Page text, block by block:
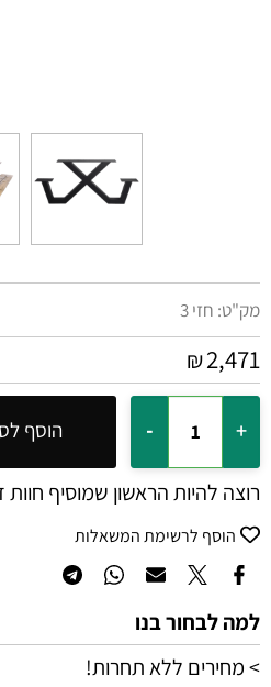
מק"ט: חזי 3
₪2,471
הוסף
רוצה להיות הראשון שמוסיף
הוסף לרשימת המשאלות
למה לבחור בנו
> מחירים ללא תחרות!